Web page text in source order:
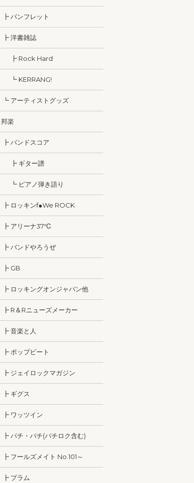
┣ パンフレット
┣ 洋書雑誌
┣ Rock Hard
┗ KERRANG!
┗ アーティストグッズ
邦楽
┣ バンドスコア
┣ ギター譜
┗ ピアノ弾き語り
┣ ロッキンf●We ROCK
┣ アリーナ37℃
┣ バンドやろうぜ
┣ GB
┣ ロッキングオンジャパン他
┣ R＆Rニューズメーカー
┣ 音楽と人
┣ ポップビート
┣ ジェイロックマガジン
┣ ギグス
┣ ワッツイン
┣ パチ・パチ(パチロク含む)
┣ フールズメイト No.101～
┣ プラム